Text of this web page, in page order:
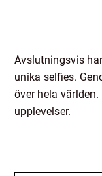
Avslutningsvis
unika selfies.
över hela
upplevelser.